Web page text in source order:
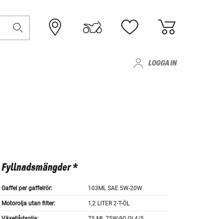
LOGGA IN
Fyllnadsmängder *
Gaffel per gaffelrör: 103ML SAE 5W-20W
Motorolja utan filter: 1,2 LITER 2-T-ÖL